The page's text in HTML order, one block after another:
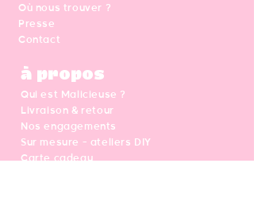
Où nous trouver ?
Presse
Contact
à propos
Qui est Malicieuse ?
Livraison & retour
Nos engagements
Sur mesure - ateliers DIY
Carte cadeau